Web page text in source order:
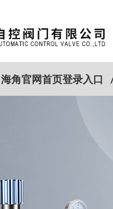
海角官网首页登录入口